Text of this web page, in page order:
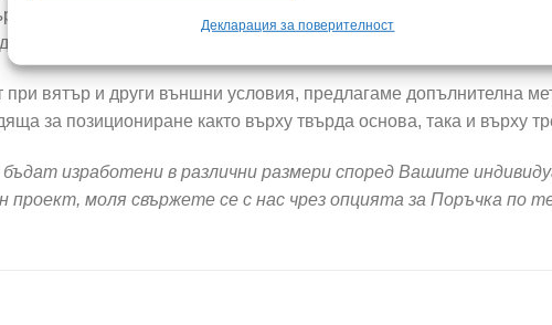
Декларация за поверителност
които е нанесен висококачествен печат по метода на PVC
и поставена на открито.
вятър и други външни условия, предлагаме допълнителна
за позициониране както върху твърда основа, така и върху
изработени в различни размери според Вашите
проект, моля свържете се с нас чрез опцията за Поръчка по